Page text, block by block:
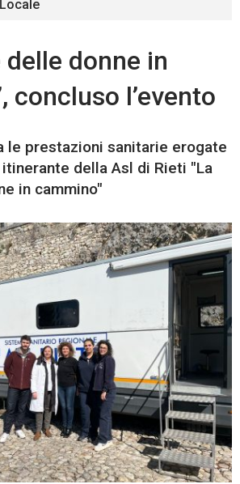
delle donne in
concluso l’evento
le prestazioni sanitarie erogate
della Asl di Rieti "La
in cammino"